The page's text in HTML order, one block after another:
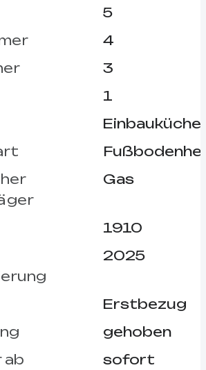
5
4
3
1
Einbauküche
Gas
1910
2025
Erstbezug
gehoben
ab
sofort